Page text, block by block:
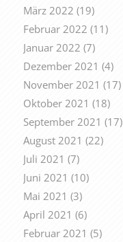
März 2022 (19)
Februar 2022 (11)
Januar 2022 (7)
Dezember 2021 (4)
November 2021 (17)
Oktober 2021 (18)
September 2021 (17)
August 2021 (22)
Juli 2021 (7)
Juni 2021 (10)
Mai 2021 (3)
April 2021 (6)
Februar 2021 (5)